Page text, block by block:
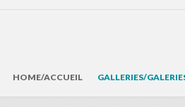
HOME/ACCUEIL GALLERIES/